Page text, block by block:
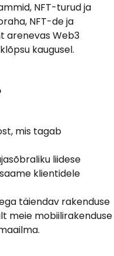
NFT-turud ja
NFT-de ja
arenevas Web3
kaugusel.
liidese
klientidele
täiendav rakenduse
meie mobiilirakenduse